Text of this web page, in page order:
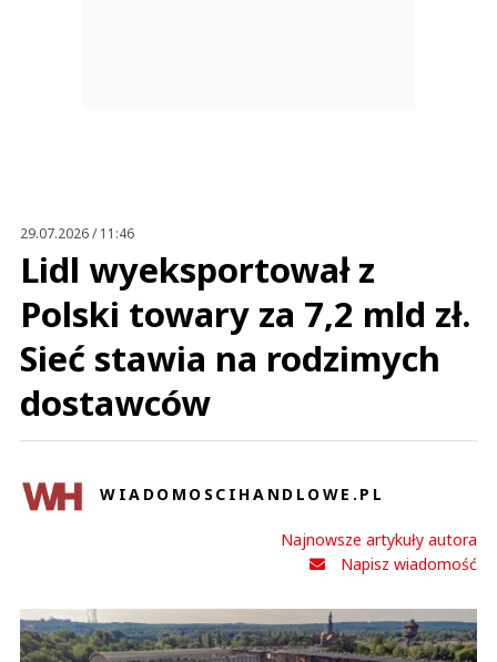
29.07.2026 / 11:46
Lidl wyeksportował z
Polski towary za 7,2 mld zł.
Sieć stawia na rodzimych
dostawców
WIADOMOSCIHANDLOWE.PL
Najnowsze artykuły autora
Napisz wiadomość